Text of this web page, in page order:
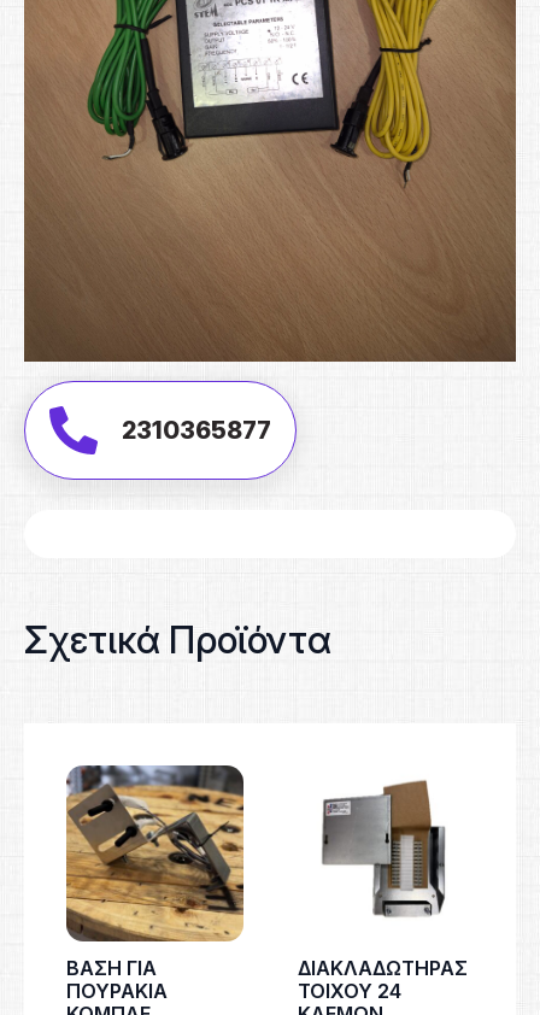
2310365877
Σχετικά Προϊόντα
ΒΑΣΗ ΓΙΑ
ΠΟΥΡΑΚΙΑ
ΔΙΑΚΛΑΔΩΤΗΡΑΣ
ΤΟΙΧΟΥ 24